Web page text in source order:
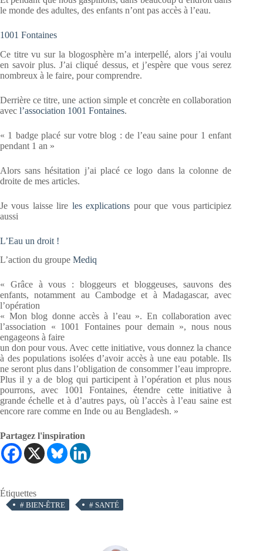
le monde des adultes, des enfants n’ont pas accès à l’eau.
1001 Fontaines
Ce titre vu sur la blogosphère m’a interpellé, alors j’ai voulu
en savoir plus. J’ai cliqué dessus, et j’espère que vous serez
nombreux à le faire, pour comprendre.
Derrière ce titre, une action simple et concrète en collaboration
avec l’association 1001 Fontaines.
« 1 badge placé sur votre blog : de l’eau saine pour 1 enfant
pendant 1 an »
Alors sans hésitation j’ai placé ce logo dans la colonne de
droite de mes articles.
Je vous laisse lire les explications pour que vous participiez
aussi
L’Eau un droit !
L’action du groupe Mediq
« Grâce à vous : bloggeurs et bloggeuses, sauvons des
enfants, notamment au Cambodge et à Madagascar, avec
l’opération
« Mon blog donne accès à l’eau ». En collaboration avec
l’association « 1001 Fontaines pour demain », nous nous
engageons à faire
un don pour vous. Avec cette initiative, vous donnez la chance
à des populations isolées d’avoir accès à une eau potable. Ils
ne seront plus dans l’obligation de consommer l’eau impropre.
Plus il y a de blog qui participent à l’opération et plus nous
pourrons, avec 1001 Fontaines, étendre cette initiative à
grande échelle et à d’autres pays, où l’accès à l’eau saine est
encore rare comme en Inde ou au Bengladesh. »
Partagez l'inspiration
Étiquettes
# BIEN-ÊTRE # SANTÉ